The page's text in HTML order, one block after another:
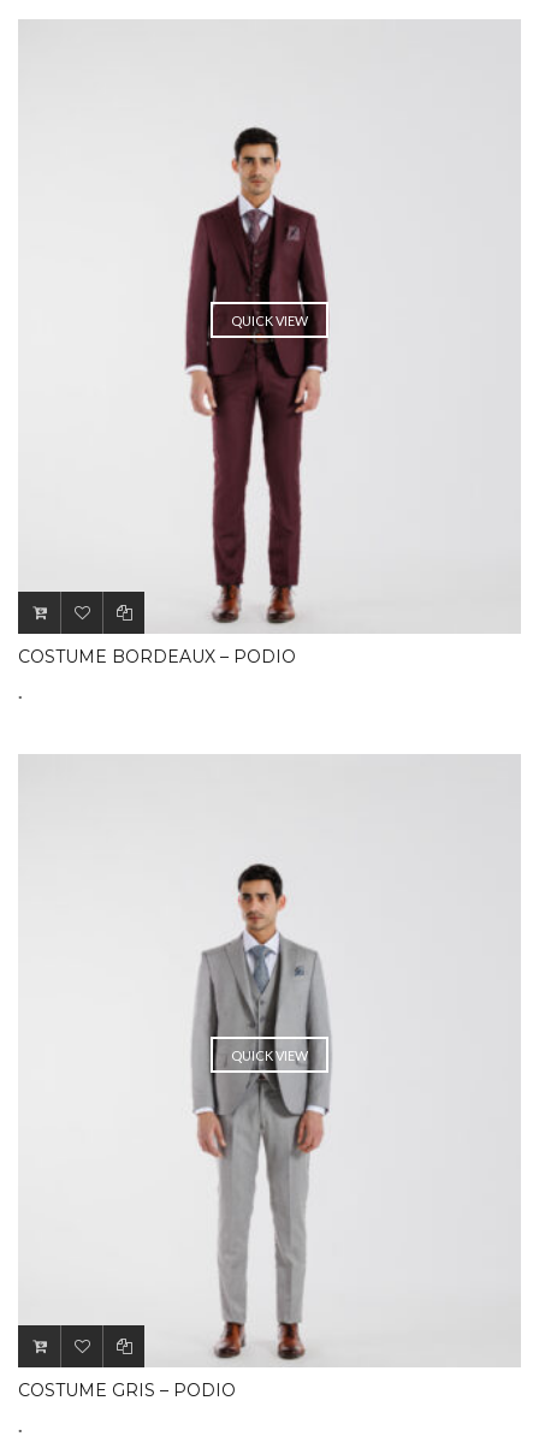
QUICK VIEW
COSTUME BORDEAUX – PODIO
QUICK VIEW
COSTUME GRIS – PODIO
.